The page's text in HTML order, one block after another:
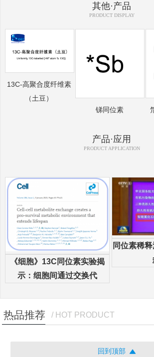
其他·产品
PRODUCT DISPLAY
13C-高聚合度纤维素
（土豆）
锑同位素
产品·应用
PRODUCT APPLICATION
《细胞》13C同位素实验揭
示：细胞间通过交换代
同位素稀
热品推荐 / HOT PRODUCT
回到顶部